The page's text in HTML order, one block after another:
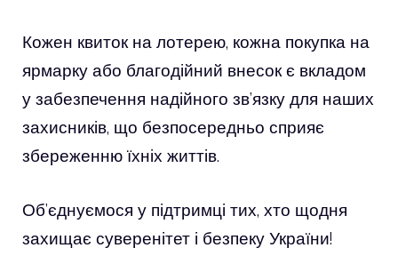
Кожен квиток на лотерею, кожна покупка на
ярмарку або благодійний внесок є вкладом
у забезпечення надійного зв’язку для наших
захисників, що безпосередньо сприяє
збереженню їхніх життів.
Об’єднуємося у підтримці тих, хто щодня
захищає суверенітет і безпеку України!